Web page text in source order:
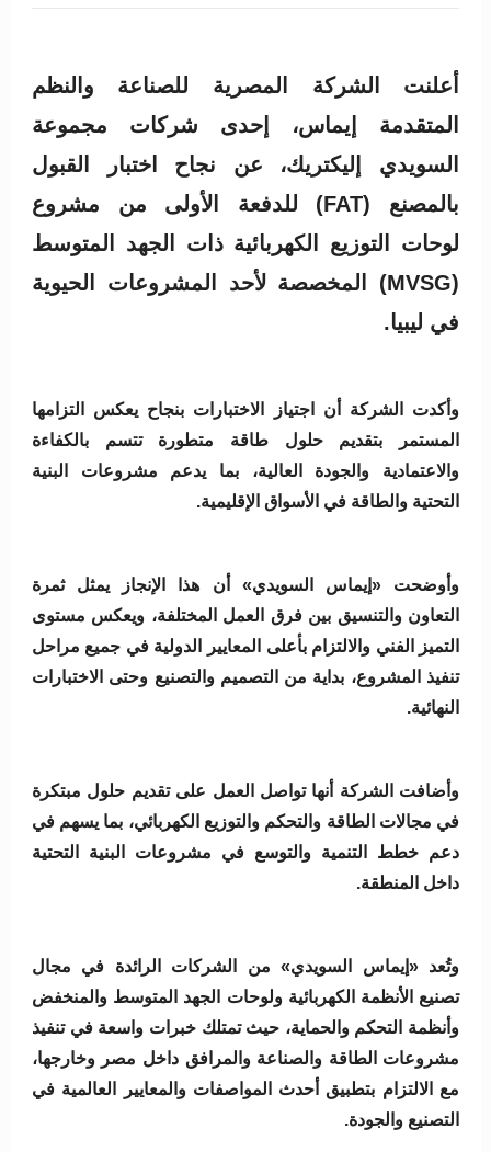
أعلنت الشركة المصرية للصناعة والنظم
المتقدمة إيماس، إحدى شركات مجموعة
السويدي إليكتريك، عن نجاح اختبار القبول
بالمصنع (FAT) للدفعة الأولى من مشروع
لوحات التوزيع الكهربائية ذات الجهد المتوسط
(MVSG) المخصصة لأحد المشروعات الحيوية
في ليبيا.
وأكدت الشركة أن اجتياز الاختبارات بنجاح يعكس التزامها
المستمر بتقديم حلول طاقة متطورة تتسم بالكفاءة
والاعتمادية والجودة العالية، بما يدعم مشروعات البنية
التحتية والطاقة في الأسواق الإقليمية.
وأوضحت «إيماس السويدي» أن هذا الإنجاز يمثل ثمرة
التعاون والتنسيق بين فرق العمل المختلفة، ويعكس مستوى
التميز الفني والالتزام بأعلى المعايير الدولية في جميع مراحل
تنفيذ المشروع، بداية من التصميم والتصنيع وحتى الاختبارات
النهائية.
وأضافت الشركة أنها تواصل العمل على تقديم حلول مبتكرة
في مجالات الطاقة والتحكم والتوزيع الكهربائي، بما يسهم في
دعم خطط التنمية والتوسع في مشروعات البنية التحتية
داخل المنطقة.
وتُعد «إيماس السويدي» من الشركات الرائدة في مجال
تصنيع الأنظمة الكهربائية ولوحات الجهد المتوسط والمنخفض
وأنظمة التحكم والحماية، حيث تمتلك خبرات واسعة في تنفيذ
مشروعات الطاقة والصناعة والمرافق داخل مصر وخارجها،
مع الالتزام بتطبيق أحدث المواصفات والمعايير العالمية في
التصنيع والجودة.